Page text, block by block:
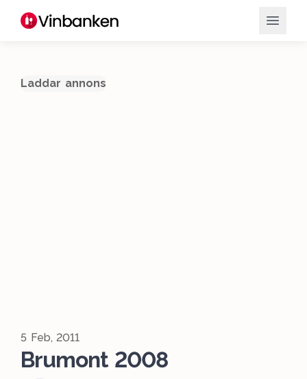
Laddar annons
5 Feb, 2011
Brumont 2008